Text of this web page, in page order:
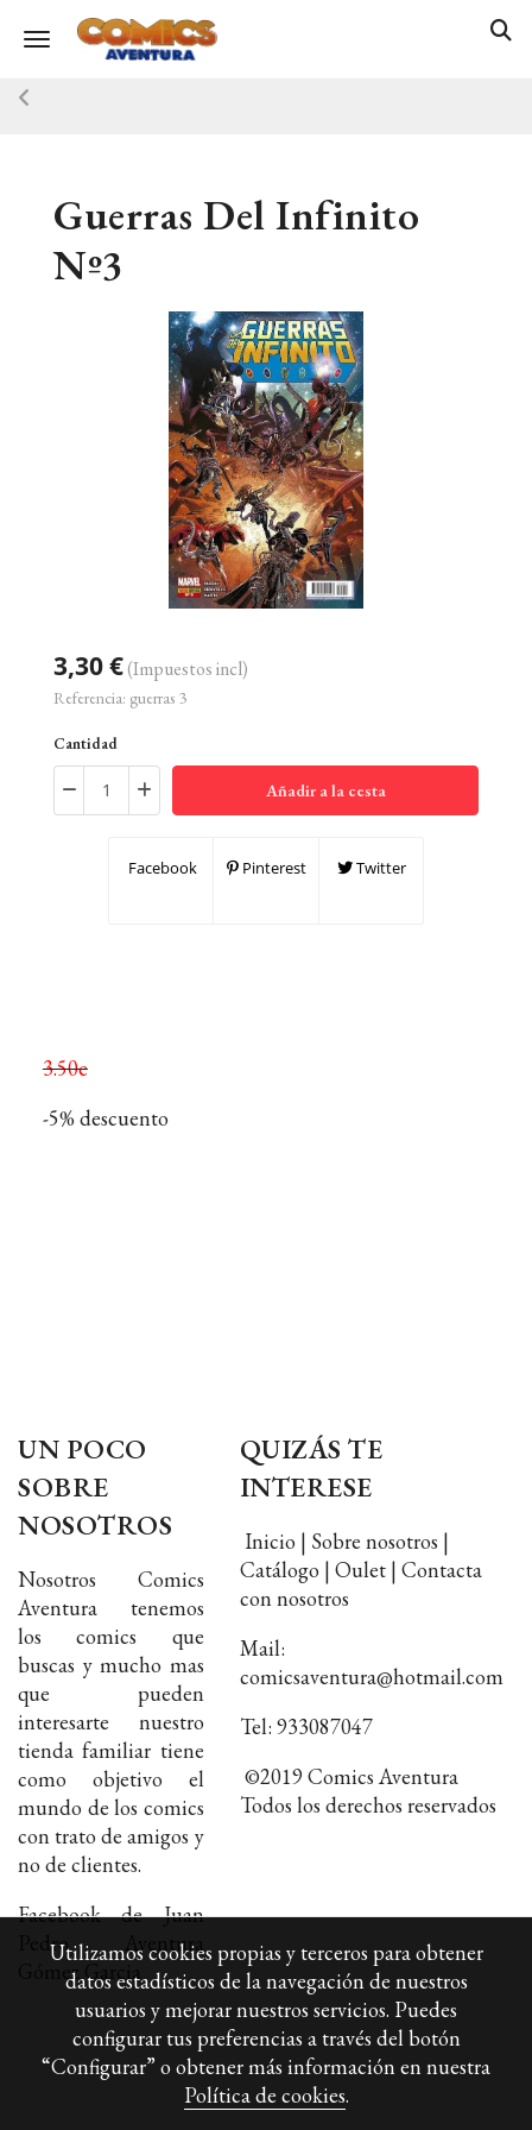
Toggle navigation
Guerras Del Infinito
Nº3
3,30 €(Impuestos incl)
Referencia: guerras 3
Cantidad
Añadir a la cesta
Facebook Pinterest Twitter
3.50e
-5% descuento
UN POCO
SOBRE
NOSOTROS
Nosotros Comics
Aventura tenemos
los comics que
buscas y mucho mas
que pueden
interesarte nuestro
tienda familiar tiene
como objetivo el
mundo de los comics
con trato de amigos y
no de clientes.
Facebook de Juan
Pedro Aventura
Gómez Garcia
QUIZÁS TE
INTERESE
Inicio | Sobre nosotros |
Catálogo | Oulet | Contacta
con nosotros
Mail:
comicsaventura@hotmail.com
Tel: 933087047
©2019 Comics Aventura
Todos los derechos reservados
Utilizamos cookies propias y terceros para obtener
datos estadísticos de la navegación de nuestros
usuarios y mejorar nuestros servicios. Puedes
configurar tus preferencias a través del botón
“Configurar” o obtener más información en nuestra
Política de cookies.